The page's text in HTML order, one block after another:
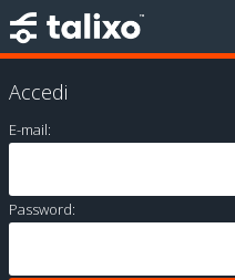
Accedi
E-mail:
Password: